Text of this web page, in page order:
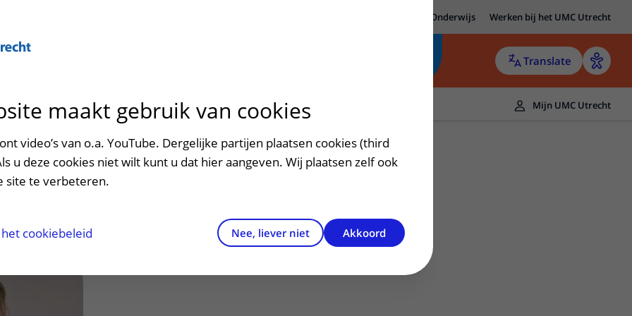
Onderwijs Werken bij het UMC Utrecht
Translate
patiëntportaal
het ziekenhuis
en voorzieningen
en veiligheid
Contact en route
Contactgegevens
Verwijzers
Teleconsult aanvragen
Zorgverlenersportaal
Mijn UMC Utrecht
T.G.
maakt gebruik van cookies
video’s van o.a. YouTube. Dergelijke partijen plaatsen cookies (third
u deze cookies niet wilt kunt u dat hier aangeven. Wij plaatsen zelf ook
site te verbeteren.
cookiebeleid Nee, liever niet Akkoord